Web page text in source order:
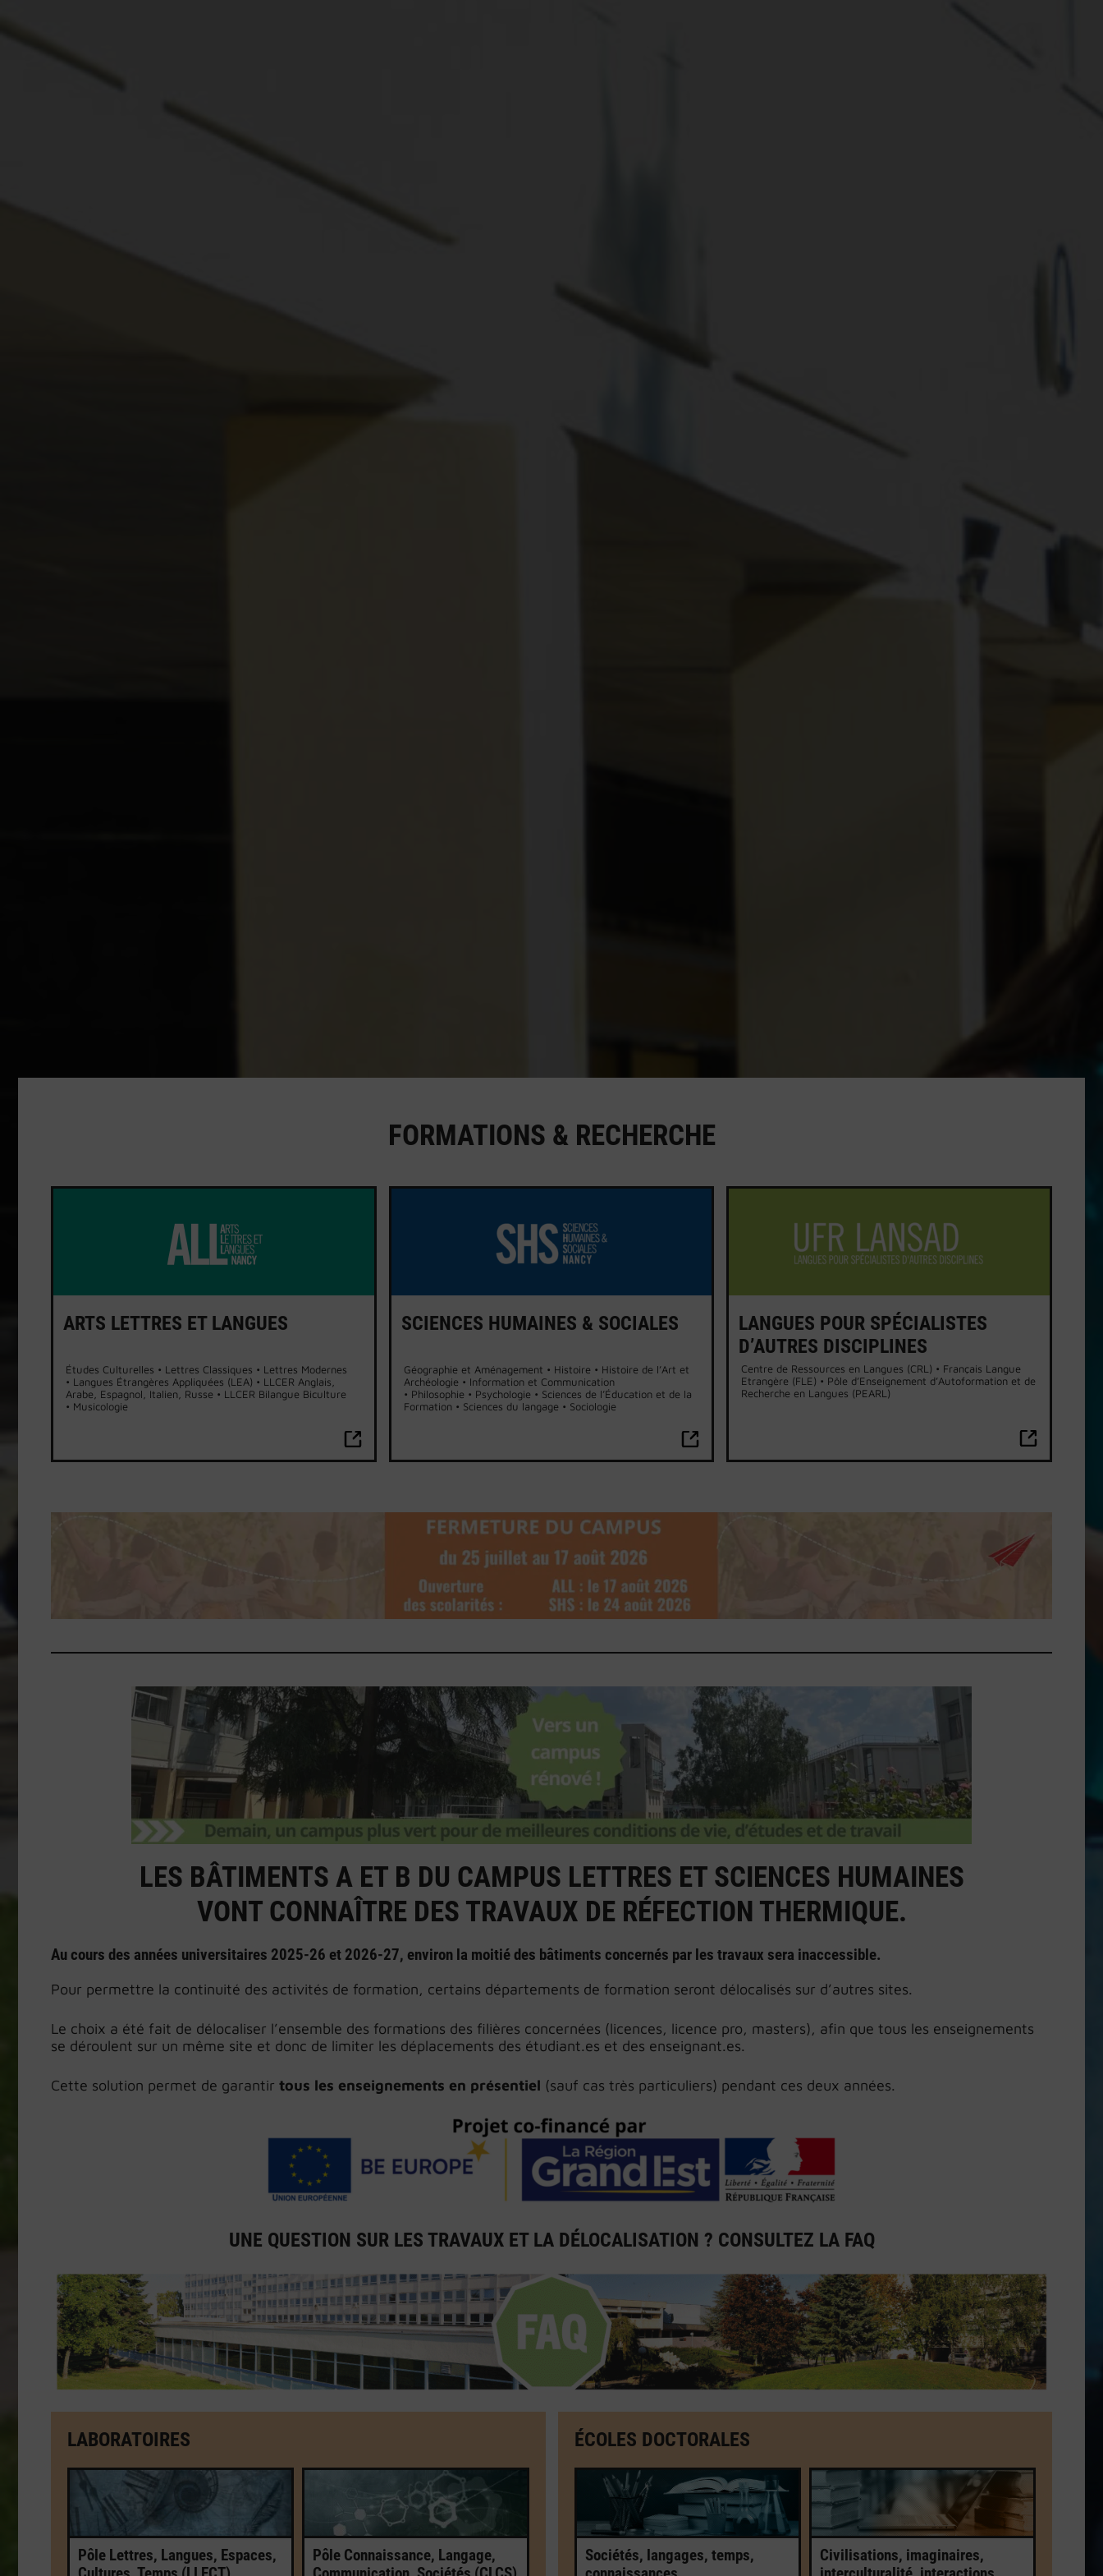
FORMATIONS & RECHERCHE
ARTS LETTRES ET LANGUES
Études Culturelles • Lettres Classiques • Lettres Modernes
• Langues Étrangères Appliquées (LEA) • LLCER Anglais,
Arabe, Espagnol, Italien, Russe • LLCER Bilangue Biculture
• Musicologie
SCIENCES HUMAINES & SOCIALES
Géographie et Aménagement • Histoire • Histoire de l’Art et
Archéologie • Information et Communication
• Philosophie • Psychologie • Sciences de l’Éducation et de la
Formation • Sciences du langage • Sociologie
LANGUES POUR SPÉCIALISTES
D’AUTRES DISCIPLINES
Centre de Ressources en Langues (CRL) • Français Langue
Etrangère (FLE) • Pôle d’Enseignement d’Autoformation et de
Recherche en Langues (PEARL)
LES BÂTIMENTS A ET B DU CAMPUS LETTRES ET SCIENCES HUMAINES
VONT CONNAÎTRE DES TRAVAUX DE RÉFECTION THERMIQUE.
Au cours des années universitaires 2025-26 et 2026-27, environ la moitié des bâtiments concernés par les travaux sera inaccessible.
Pour permettre la continuité des activités de formation, certains départements de formation seront délocalisés sur d’autres sites.
Le choix a été fait de délocaliser l’ensemble des formations des filières concernées (licences, licence pro, masters), afin que tous les enseignements
se déroulent sur un même site et donc de limiter les déplacements des étudiant.es et des enseignant.es.
Cette solution permet de garantir tous les enseignements en présentiel (sauf cas très particuliers) pendant ces deux années.
UNE QUESTION SUR LES TRAVAUX ET LA DÉLOCALISATION ? CONSULTEZ LA FAQ
LABORATOIRES
Pôle Lettres, Langues, Espaces,
Pôle Connaissance, Langage,
ÉCOLES DOCTORALES
Sociétés, langages, temps,
Civilisations, imaginaires,